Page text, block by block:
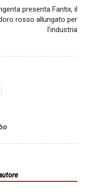
presenta Fantix, il
rosso allungato per
l’industria